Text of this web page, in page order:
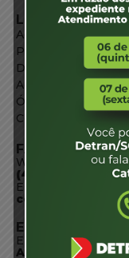
LINKS
Agência de Notícias
Portal de Serviços
Diário Oficial
Acesso à
Órgãos do Governo
Conheça SC
FALE CONOSCO
WhatsApp:
(48) 3664-1800
E-mail:
ENDEREÇO
Endereço:
Av. Almirante